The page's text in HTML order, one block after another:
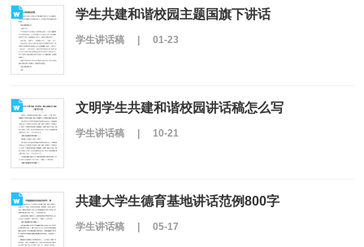
学生共建和谐校园主题国旗下讲话
学生讲话稿 01-23
文明学生共建和谐校园讲话稿怎么写
学生讲话稿 10-21
共建大学生德育基地讲话范例800字
学生讲话稿 05-17